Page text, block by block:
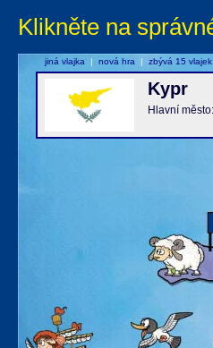
Klikněte na
Kypr
Hlavní
jiná vlajka | nová hra | zbývá 15 vlajek